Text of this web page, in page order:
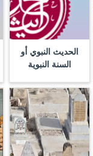
الحديث النبوي أو
السنة النبوية